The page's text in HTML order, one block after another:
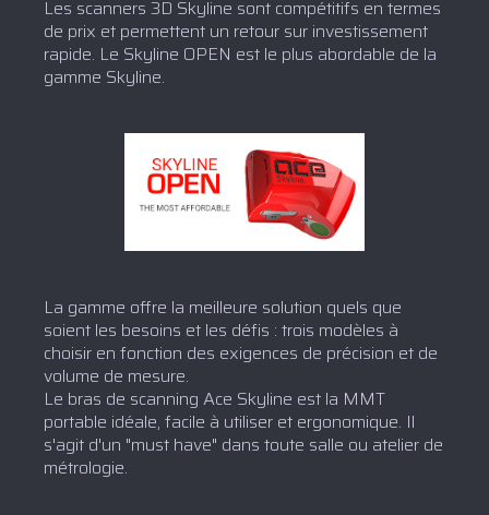
Les scanners 3D Skyline sont compétitifs en termes
de prix et permettent un retour sur investissement
rapide. Le Skyline OPEN est le plus abordable de la
gamme Skyline.
La gamme offre la meilleure solution quels que
soient les besoins et les défis : trois modèles à
choisir en fonction des exigences de précision et de
volume de mesure.
Le bras de scanning Ace Skyline est la MMT
portable idéale, facile à utiliser et ergonomique. Il
s'agit d'un "must have" dans toute salle ou atelier de
métrologie.